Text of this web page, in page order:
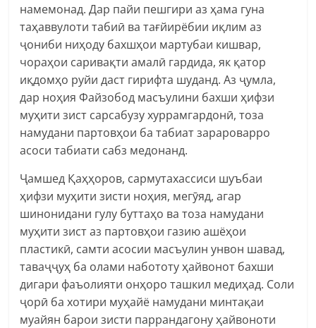
намемонад. Дар пайи пешгири аз ҳама гуна
таҳаввулоти табиӣ ва тағйирёбии иқлим аз
ҷониби ниҳоду бахшҳои мартубаи кишвар,
чораҳои саривақти амалӣ гардида, як қатор
иқдомҳо руйи даст гирифта шуданд. Аз ҷумла,
дар ноҳия Файзобод масъулини бахши ҳифзи
муҳити зист сарсабузу хуррамгардонӣ, тоза
намудани партовҳои ба табиат зарароварро
асоси табиати сабз медонанд.
Ҷамшед Қаҳҳоров, сармутахассиси шуъбаи
ҳифзи муҳити зисти ноҳия, мегӯяд, агар
шинонидани гулу буттаҳо ва тоза намудани
муҳити зист аз партовҳои газию ашёҳои
пластикӣ, самти асосии масъулин унвон шавад,
таваҷҷуҳ ба олами набототу ҳайвонот бахши
дигари фаъолияти онҳоро ташкил медиҳад. Соли
ҷорӣ ба хотири муҳайё намудани минтақаи
муайян барои зисти паррандагону ҳайвоноти